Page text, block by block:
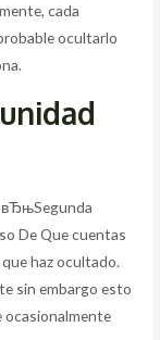
cada
ocultarlo
вЂњSegunda
De Que cuentas
haz ocultado.
sin embargo esto
ocasionalmente